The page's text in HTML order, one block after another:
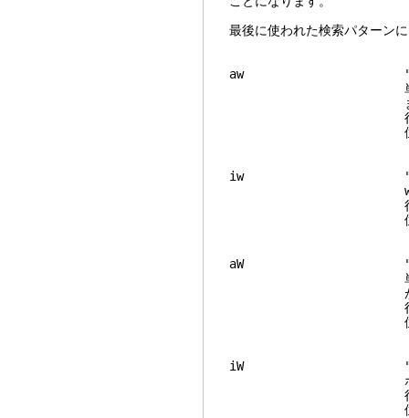
最後に使われた検索パターン
aw "a
単語の前後に続い
ますがカウン
行単位ビジュアル
位ビジュアルモ
iw "inner
word の間のホワ
行単位ビジュアル
位ビジュアルモ
aW "a
単語の前後に続い
がカウントは
行単位ビジュアル
位ビジュアルモ
iW "inner
ホワイトスペー
行単位ビジュアル
位ビジュアルモ